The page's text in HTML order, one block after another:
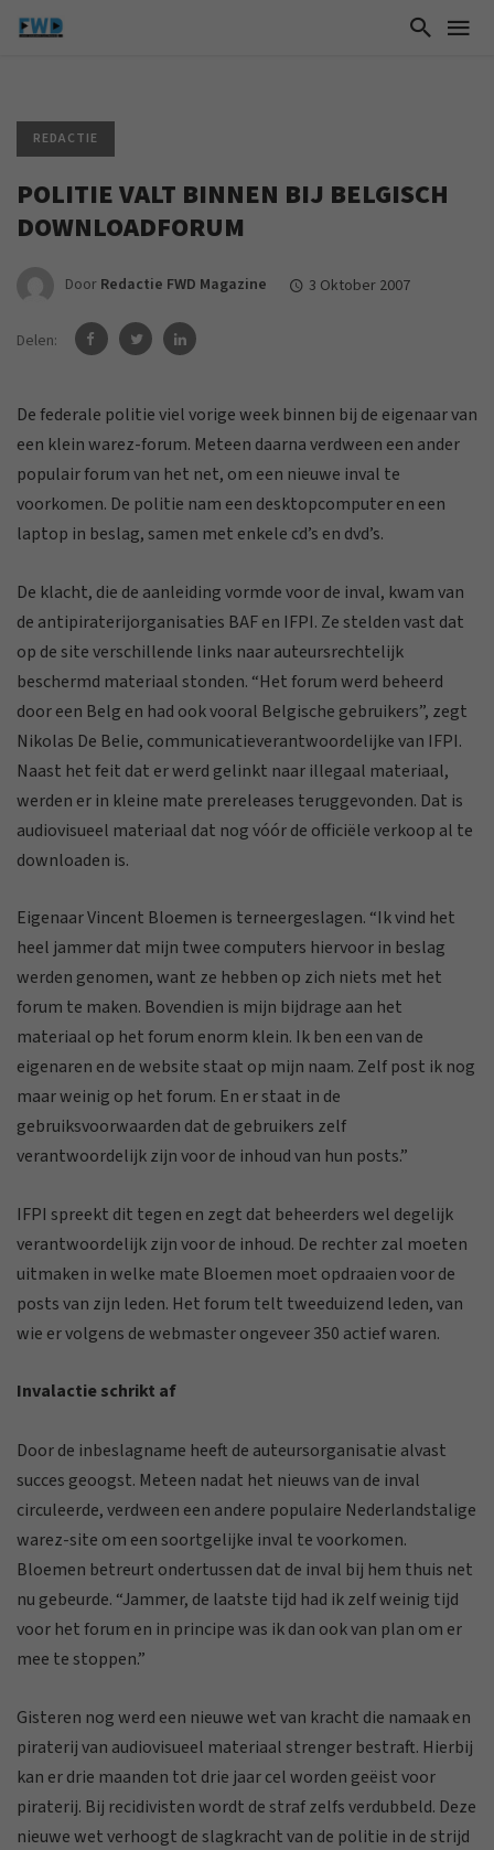
REDACTIE
POLITIE VALT BINNEN BIJ BELGISCH
DOWNLOADFORUM
Door Redactie FWD Magazine 3 Oktober 2007
Delen:
De federale politie viel vorige week binnen bij de eigenaar van
een klein warez-forum. Meteen daarna verdween een ander
populair forum van het net, om een nieuwe inval te
voorkomen. De politie nam een desktopcomputer en een
laptop in beslag, samen met enkele cd’s en dvd’s.
De klacht, die de aanleiding vormde voor de inval, kwam van
de antipiraterijorganisaties BAF en IFPI. Ze stelden vast dat
op de site verschillende links naar auteursrechtelijk
beschermd materiaal stonden. “Het forum werd beheerd
door een Belg en had ook vooral Belgische gebruikers”, zegt
Nikolas De Belie, communicatieverantwoordelijke van IFPI.
Naast het feit dat er werd gelinkt naar illegaal materiaal,
werden er in kleine mate prereleases teruggevonden. Dat is
audiovisueel materiaal dat nog vóór de officiële verkoop al te
downloaden is.
Eigenaar Vincent Bloemen is terneergeslagen. “Ik vind het
heel jammer dat mijn twee computers hiervoor in beslag
werden genomen, want ze hebben op zich niets met het
forum te maken. Bovendien is mijn bijdrage aan het
materiaal op het forum enorm klein. Ik ben een van de
eigenaren en de website staat op mijn naam. Zelf post ik nog
maar weinig op het forum. En er staat in de
gebruiksvoorwaarden dat de gebruikers zelf
verantwoordelijk zijn voor de inhoud van hun posts.”
IFPI spreekt dit tegen en zegt dat beheerders wel degelijk
verantwoordelijk zijn voor de inhoud. De rechter zal moeten
uitmaken in welke mate Bloemen moet opdraaien voor de
posts van zijn leden. Het forum telt tweeduizend leden, van
wie er volgens de webmaster ongeveer 350 actief waren.
Invalactie schrikt af
Door de inbeslagname heeft de auteursorganisatie alvast
succes geoogst. Meteen nadat het nieuws van de inval
circuleerde, verdween een andere populaire Nederlandstalige
warez-site om een soortgelijke inval te voorkomen.
Bloemen betreurt ondertussen dat de inval bij hem thuis net
nu gebeurde. “Jammer, de laatste tijd had ik zelf weinig tijd
voor het forum en in principe was ik dan ook van plan om er
mee te stoppen.”
Gisteren nog werd een nieuwe wet van kracht die namaak en
piraterij van audiovisueel materiaal strenger bestraft. Hierbij
kan er drie maanden tot drie jaar cel worden geëist voor
piraterij. Bij recidivisten wordt de straf zelfs verdubbeld. Deze
nieuwe wet verhoogt de slagkracht van de politie in de strijd